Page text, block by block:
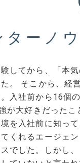
ターノ
してから、「本
。 そこから、経
入社前から16個
が大好きだった
を入社前に知っ
くれるエージェ
でした。しかし